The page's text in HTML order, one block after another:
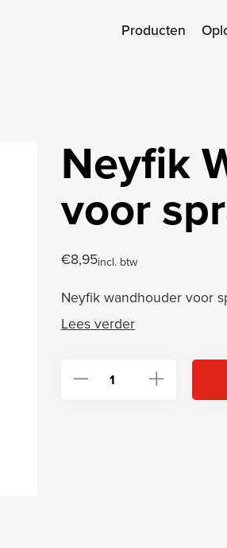
Producten
Neyfik
voor
€8,95incl. btw
Neyfik wandhouder voor
Lees verder
Neyfik Wandhouder